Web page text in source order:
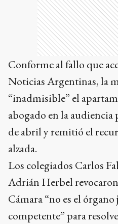
Conforme al fallo que
Noticias Argentinas, la
“inadmisible” el
abogado en la
de abril y remitió el
alzada.
Los colegiados Carlos
Adrián Herbel
Cámara “no es el
competente” para